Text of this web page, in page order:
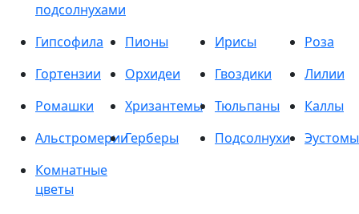
подсолнухами
Гипсофила
Пионы Ирисы
Роза
Гортензии
Орхидеи Гвоздики
Лилии
Ромашки
Хризантемы Тюльпаны
Каллы
АльстромерииГерберы Подсолнухи
Эустомы
Комнатные
цветы